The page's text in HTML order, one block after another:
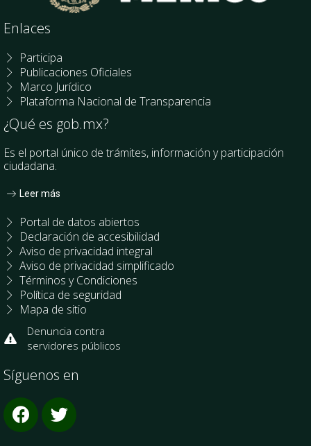
Enlaces
Participa
Publicaciones Oficiales
Marco Jurídico
Plataforma Nacional de Transparencia
¿Qué es gob.mx?
Es el portal único de trámites, información y participación
ciudadana.
Leer más
Portal de datos abiertos
Declaración de accesibilidad
Aviso de privacidad integral
Aviso de privacidad simplificado
Términos y Condiciones
Política de seguridad
Mapa de sitio
Denuncia contra
servidores públicos
Síguenos en